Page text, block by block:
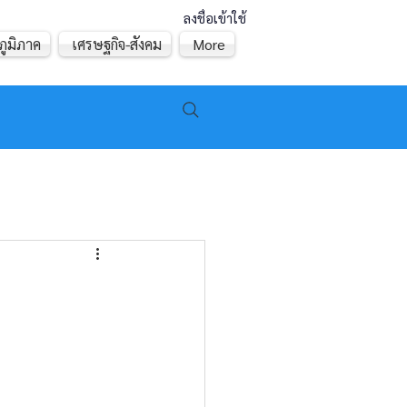
ลงชื่อเข้าใช้
มิภาค เศรษฐกิจ-สังคม More